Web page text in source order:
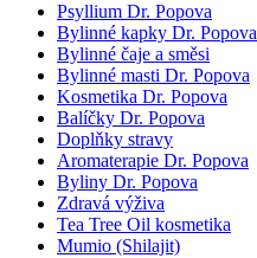
Psyllium Dr. Popova
Bylinné kapky Dr. Popova
Bylinné čaje a směsi
Bylinné masti Dr. Popova
Kosmetika Dr. Popova
Balíčky Dr. Popova
Doplňky stravy
Aromaterapie Dr. Popova
Byliny Dr. Popova
Zdravá výživa
Tea Tree Oil kosmetika
Mumio (Shilajit)